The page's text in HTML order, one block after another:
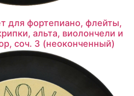
для фортепиано, флейты,
альта, виолончели и
соч. 3 (неоконченный)